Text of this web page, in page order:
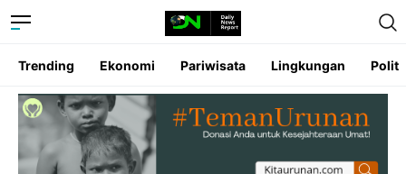
Trending Ekonomi Pariwisata Lingkungan